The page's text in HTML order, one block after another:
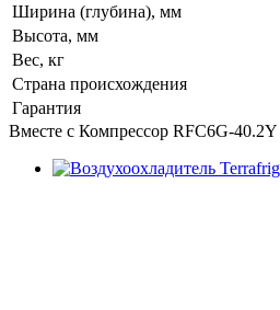
Ширина (глубина), мм
Высота, мм
Вес, кг
Страна происхождения
Гарантия
Вместе с Компрессор RFC6G-